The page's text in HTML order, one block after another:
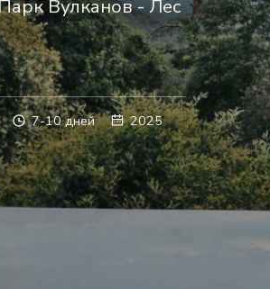
Вулканов - Лес
7-10 дней 2025